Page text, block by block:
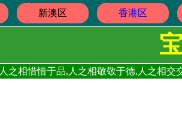
新澳区 香港区
人之相惜惜于品,人之相敬敬于德,人之相